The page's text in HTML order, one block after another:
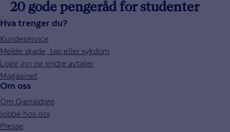
20 gode pengeråd for studenter
Hva trenger du?
Kundeservice
Melde skade, tap eller sykdom
Logg inn og endre avtaler
Magasinet
Om oss
Om Gjensidige
Jobbe hos oss
Presse